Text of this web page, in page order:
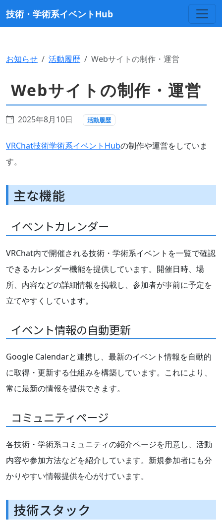
技術・学術系イベントHub
お知らせ 活動履歴 Webサイトの制作・運営
Webサイトの制作・運営
2025年8月10日 活動履歴
VRChat技術学術系イベントHubの制作や運営をしていま
す。
主な機能
イベントカレンダー
VRChat内で開催される技術・学術系イベントを一覧で確認
できるカレンダー機能を提供しています。開催日時、場
所、内容などの詳細情報を掲載し、参加者が事前に予定を
立てやすくしています。
イベント情報の自動更新
Google Calendarと連携し、最新のイベント情報を自動的
に取得・更新する仕組みを構築しています。これにより、
常に最新の情報を提供できます。
コミュニティページ
各技術・学術系コミュニティの紹介ページを用意し、活動
内容や参加方法などを紹介しています。新規参加者にも分
かりやすい情報提供を心がけています。
技術スタック